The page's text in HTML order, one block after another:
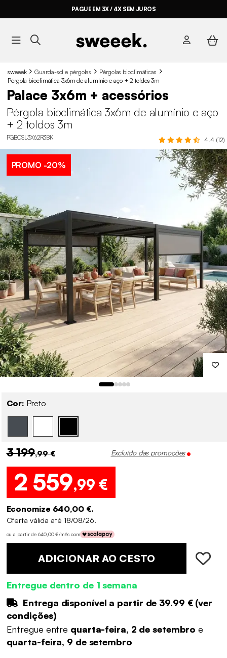
PAGUE EM 3X / 4X SEM JUROS
sweeek Guarda-sol e pérgolas
Pérgolas bioclimáticas
Pérgola bioclimática 3x6m de alumínio e aço + 2 toldos 3m
Palace 3x6m + acessórios
Pérgola bioclimática 3x6m de alumínio e aço
+ 2 toldos 3m
PGBCSL3X62R3BK 4.4 (12)
PROMO -20%
Cor: Preto
3 199,99 € Excluído das promoções
2 559,99 €
Economize 640,00 €.
Oferta válida até 18/08/26.
ou a partir de 640,00 €/mês com
ADICIONAR AO CESTO
Entregue dentro de 1 semana
Entrega disponível a partir de 39.99 €(ver
condições)
Entregue entre quarta-feira, 2 de setembroe
quarta-feira, 9 de setembro